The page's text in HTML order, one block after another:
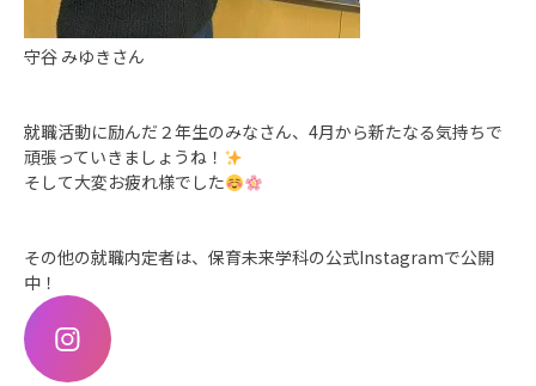
守谷 みゆきさん
就職活動に励んだ２年生のみなさん、4月から新たなる気持ちで
頑張っていきましょうね！
そして大変お疲れ様でした
その他の就職内定者は、保育未来学科の公式Instagramで公開
中！